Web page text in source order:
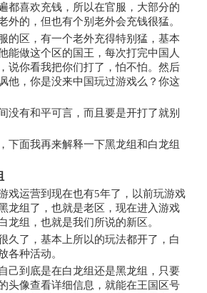
都喜欢充钱，所以在官服，大部分的
外的，但也有个别老外会充钱很猛。
的区，有一个老外充得特别猛，基本
能做这个区的国王，每次打完中国人
说你看我把你们打了，怕不怕。然后
他，你是没来中国玩过游戏么？你这
没有和平可言，而且要是开打了就别
下面我再来解释一下黑龙组和白龙组
戏运营到现在也有5年了，以前玩游戏
龙组了，也就是老区，现在进入游戏
龙组，也就是我们所说的新区。
久了，基本上所以的玩法都开了，白
各种活动。
己到底是在白龙组还是黑龙组，只要
头像查看详细信息，就能在王国区号